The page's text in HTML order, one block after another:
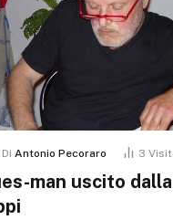
Di Antonio Pecoraro 3
man uscito